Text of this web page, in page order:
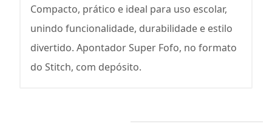
Compacto, prático e ideal para uso escolar,
unindo funcionalidade, durabilidade e estilo
divertido. Apontador Super Fofo, no formato
do Stitch, com depósito.